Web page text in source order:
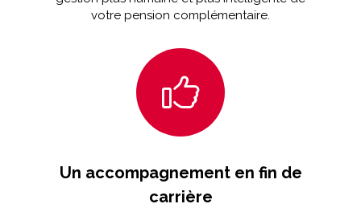
votre pension complémentaire.
Un accompagnement en fin de
carrière